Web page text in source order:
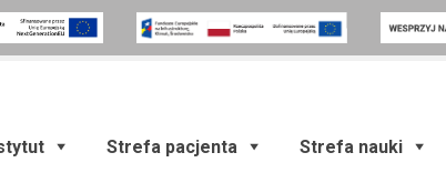
Strefa pacjenta Strefa nauki